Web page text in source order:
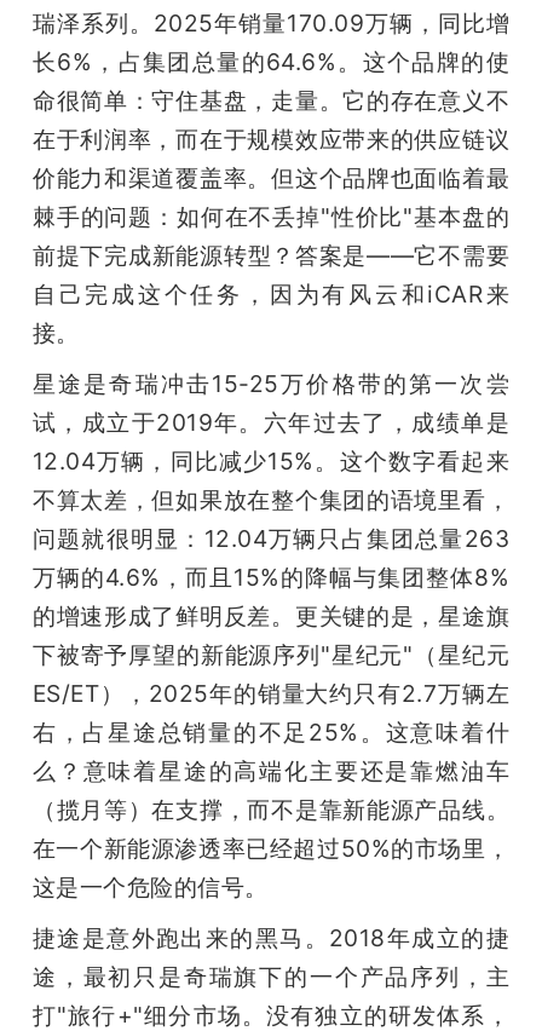
瑞泽系列。2025年销量170.09万辆，同比增
长6%，占集团总量的64.6%。这个品牌的使
命很简单：守住基盘，走量。它的存在意义不
在于利润率，而在于规模效应带来的供应链议
价能力和渠道覆盖率。但这个品牌也面临着最
棘手的问题：如何在不丢掉"性价比"基本盘的
前提下完成新能源转型？答案是——它不需要
自己完成这个任务，因为有风云和iCAR来
接。
星途是奇瑞冲击15-25万价格带的第一次尝
试，成立于2019年。六年过去了，成绩单是
12.04万辆，同比减少15%。这个数字看起来
不算太差，但如果放在整个集团的语境里看，
问题就很明显：12.04万辆只占集团总量263
万辆的4.6%，而且15%的降幅与集团整体8%
的增速形成了鲜明反差。更关键的是，星途旗
下被寄予厚望的新能源序列"星纪元"（星纪元
ES/ET），2025年的销量大约只有2.7万辆左
右，占星途总销量的不足25%。这意味着什
么？意味着星途的高端化主要还是靠燃油车
（揽月等）在支撑，而不是靠新能源产品线。
在一个新能源渗透率已经超过50%的市场里，
这是一个危险的信号。
捷途是意外跑出来的黑马。2018年成立的捷
途，最初只是奇瑞旗下的一个产品序列，主
打"旅行+"细分市场。没有独立的研发体系，